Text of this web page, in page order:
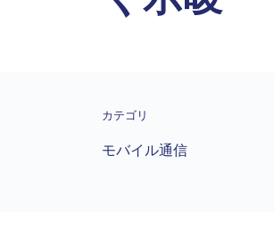
カテゴリ
モバイル通信